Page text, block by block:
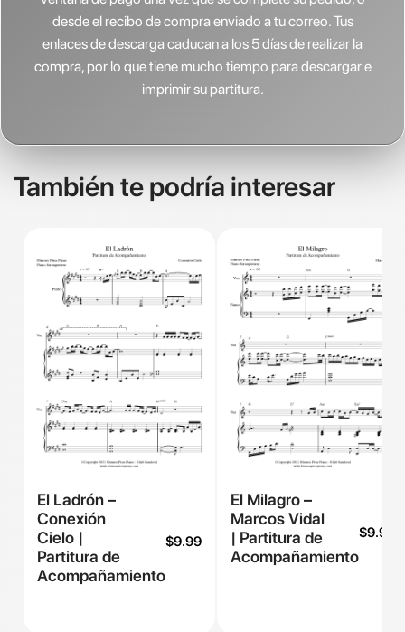
desde el recibo de compra enviado a tu correo. Tus
enlaces de descarga caducan a los 5 días de realizar la
compra, por lo que tiene mucho tiempo para descargar e
imprimir su partitura.
También te podría interesar
El Ladrón –
Conexión
Cielo |
Partitura de
Acompañamiento
$9.99
El Milagro –
Marcos Vidal
| Partitura de
Acompañamiento
$9.99